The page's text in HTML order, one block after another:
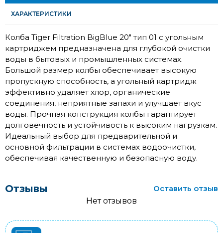
ХАРАКТЕРИСТИКИ
Колба Tiger Filtration BigBlue 20" тип 01 с угольным
картриджем предназначена для глубокой очистки
воды в бытовых и промышленных системах.
Большой размер колбы обеспечивает высокую
пропускную способность, а угольный картридж
эффективно удаляет хлор, органические
соединения, неприятные запахи и улучшает вкус
воды. Прочная конструкция колбы гарантирует
долговечность и устойчивость к высоким нагрузкам.
Идеальный выбор для предварительной и
основной фильтрации в системах водоочистки,
обеспечивая качественную и безопасную воду.
Отзывы
Оставить отзыв
Нет отзывов